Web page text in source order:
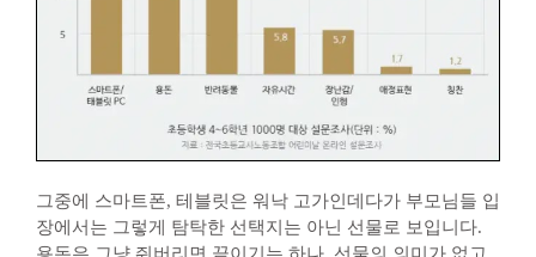
그중에 스마트폰, 테블릿은 워낙 고가인데다가 부모님들 입
장에서는 그렇게 탐탁한 선택지는 아닌 선물로 보입니다.